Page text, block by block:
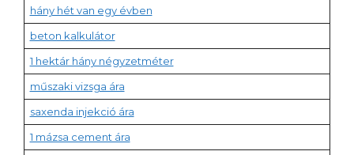
hány hét van egy évben
beton kalkulátor
1 hektár hány négyzetméter
műszaki vizsga ára
saxenda injekció ára
1 mázsa cement ára